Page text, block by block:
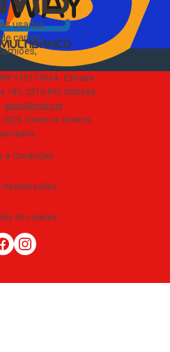
usadas
carros,
NIF 518174034 · Estrada
189, 2815-892 Sobreda,
· apoio@moto.pt
2026 Todos os direitos
.
e Condições
Reclamações
de cookies